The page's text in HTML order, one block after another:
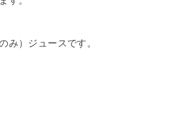
み）ジュースです。